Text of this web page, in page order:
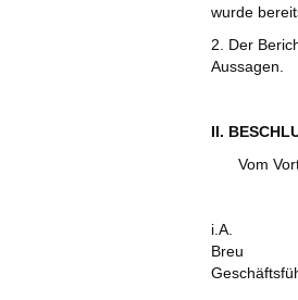
wurde
2. Der
Aussagen.
II.
Vom
i.A.
Breu